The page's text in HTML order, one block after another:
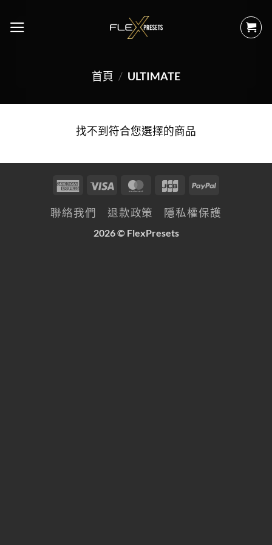
首頁 / ULTIMATE
找不到符合您選擇的商品
聯絡我們 退款政策 隱私權保護
2026 © FlexPresets